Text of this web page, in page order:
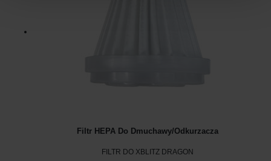
Filtr HEPA Do Dmuchawy/odkurzacza
FILTR DO XBLITZ DRAGON